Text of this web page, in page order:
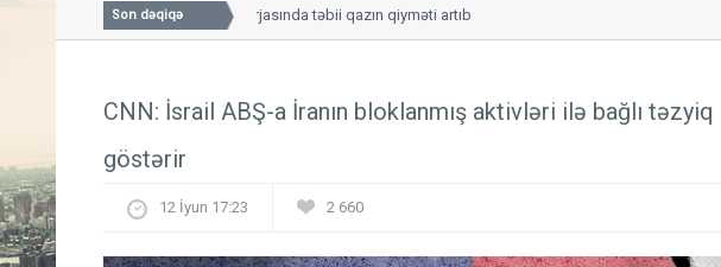
Son dəqiqə
"NYMEX" əmtəə birjasında təbii qazın qiyməti artıb
CNN: İsrail ABŞ-a İranın bloklanmış aktivləri ilə bağlı təzyiq
göstərir
12 İyun 17:23 2 660